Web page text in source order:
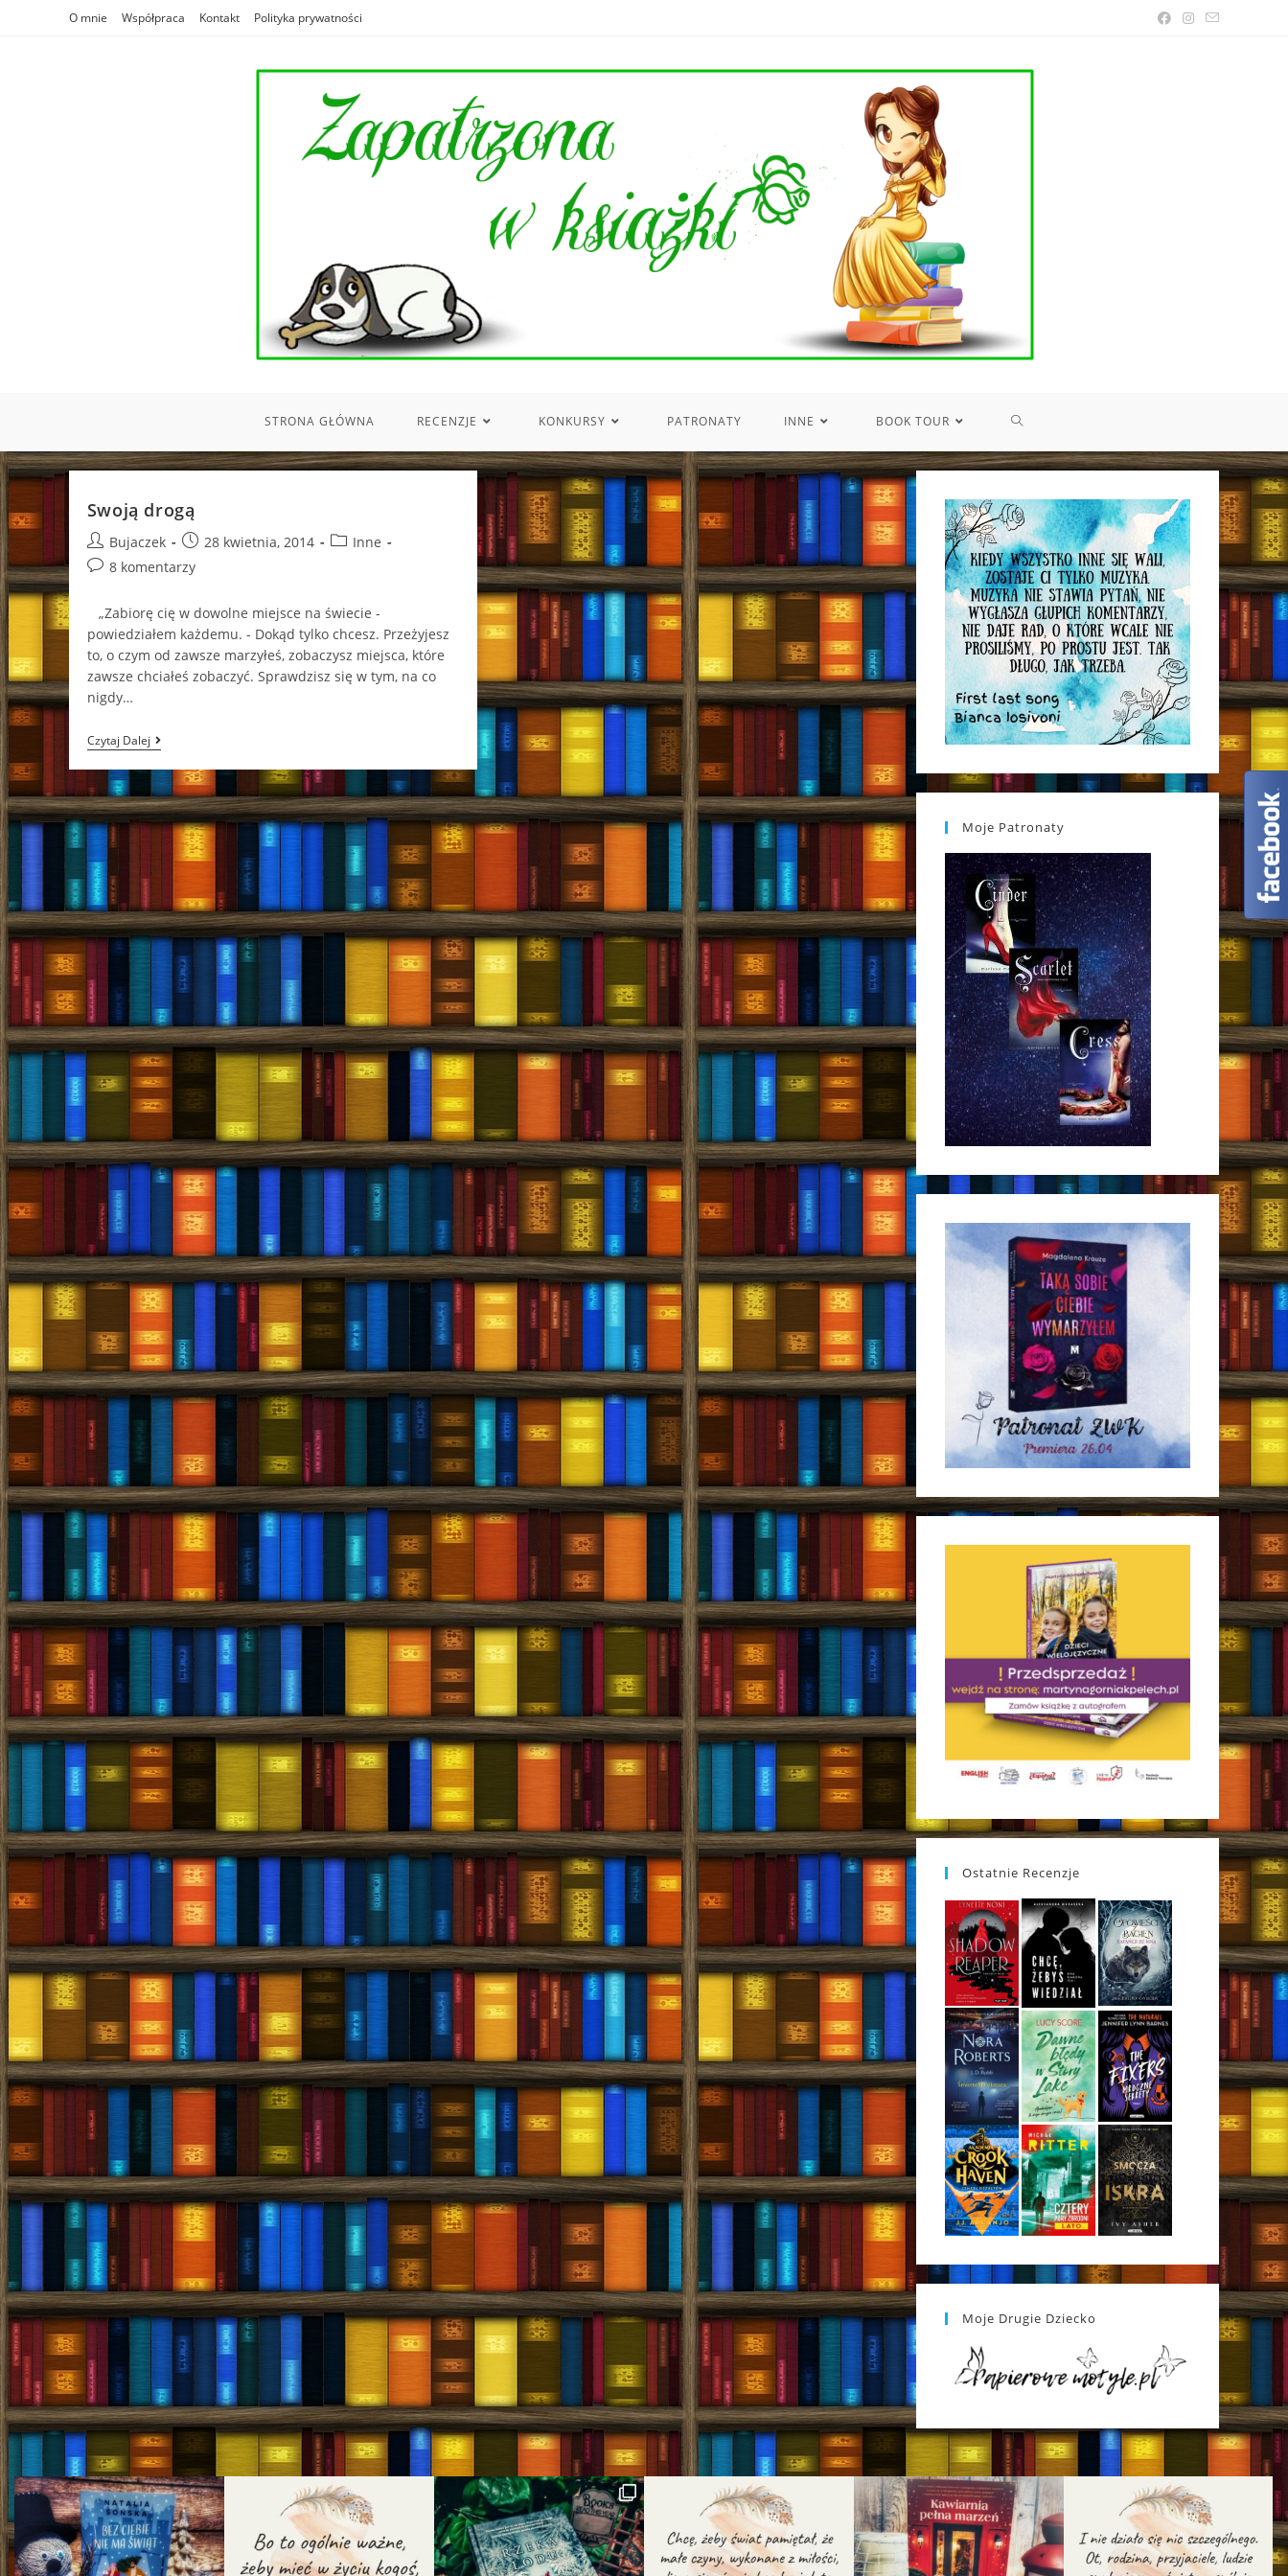
O mnie Współpraca Kontakt Polityka prywatności
STRONA GŁÓWNA RECENZJE KONKURSY PATRONATY INNE BOOK TOUR TOGGLE
SEARCH
Swoją drogą
Post
author:
Bujaczek
Post
published:
28 kwietnia, 2014
PostInne
Post8 komentarzy
„Zabiorę cię w dowolne miejsce na świecie -
powiedziałem każdemu. - Dokąd tylko chcesz. Przeżyjesz
to, o czym od zawsze marzyłeś, zobaczysz miejsca, które
zawsze chciałeś zobaczyć. Sprawdzisz się w tym, na co
nigdy…
Czytaj DalejSwoją
Drogą
Moje Patronaty
Ostatnie Recenzje
Moje Drugie Dziecko